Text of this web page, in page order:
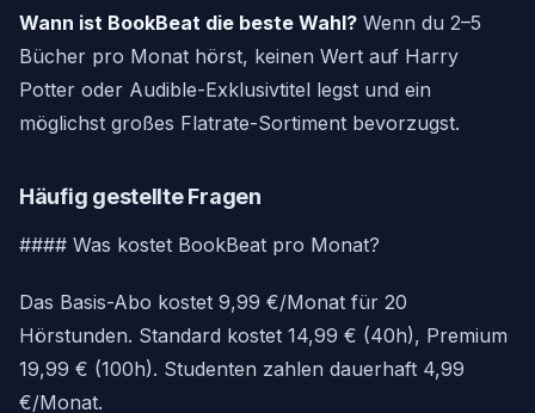
Wann ist BookBeat die beste Wahl? Wenn du 2–5
Bücher pro Monat hörst, keinen Wert auf Harry
Potter oder Audible-Exklusivtitel legst und ein
möglichst großes Flatrate-Sortiment bevorzugst.
Häufig gestellte Fragen
#### Was kostet BookBeat pro Monat?
Das Basis-Abo kostet 9,99 €/Monat für 20
Hörstunden. Standard kostet 14,99 € (40h), Premium
19,99 € (100h). Studenten zahlen dauerhaft 4,99
€/Monat.